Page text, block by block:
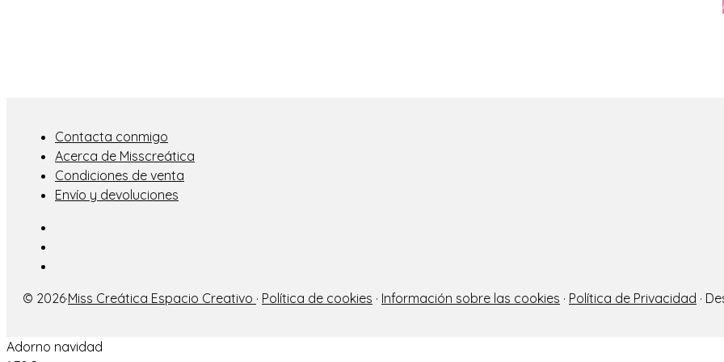
Contacta conmigo
Acerca de Misscreática
Condiciones de venta
Envío y devoluciones
© 2026·Miss Creática Espacio Creativo · Política de cookies · Información sobre las cookies · Política de Privacidad ·
Adorno navidad